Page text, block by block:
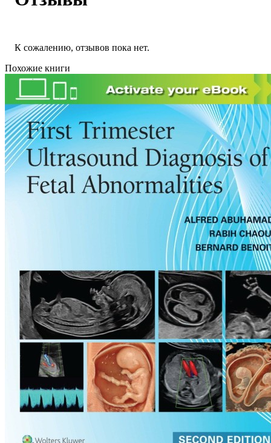
К сожалению, отзывов пока нет.
Похожие книги